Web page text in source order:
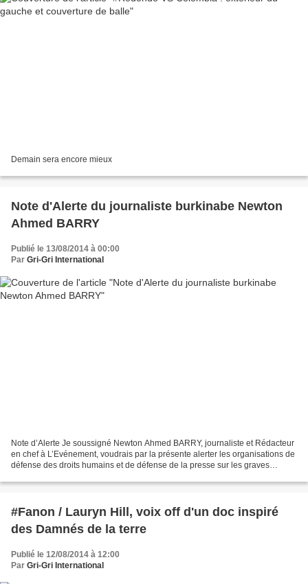
Demain sera encore mieux
Note d'Alerte du journaliste burkinabe Newton
Ahmed BARRY
Publié le 13/08/2014 à 00:00
Par Gri-Gri International
Note d’Alerte Je soussigné Newton Ahmed BARRY, journaliste et Rédacteur
en chef à L’Evénement, voudrais par la présente alerter les organisations de
défense des droits humains et de défense de la presse sur les graves
#Fanon / Lauryn Hill, voix off d'un doc inspiré
des Damnés de la terre
Publié le 12/08/2014 à 12:00
Par Gri-Gri International